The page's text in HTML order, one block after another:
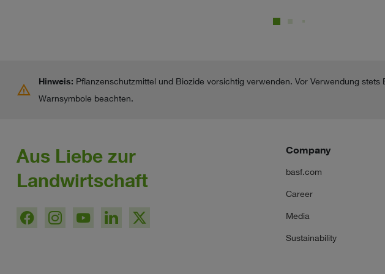
warning Hinweis: Pflanzenschutzmittel und Biozide vorsichtig verwenden. Vor Verwendung
Warnsymbole beachten.
Aus Liebe zur
Landwirtschaft
Company
basf.com
Career
Media
Sustainability